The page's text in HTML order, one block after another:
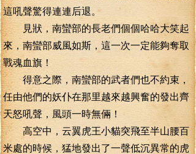
這吼聲驚得連連后退。
見狀，南蠻部的長老們個個哈哈大笑起
來，南蠻部威風如斯，這一次一定能夠奪取
戰魂血旗！
得意之際，南蠻部的武者們也不約束，
任由他們的妖仆在那里越來越興奮的發出齊
天怒吼聲，風頭一時無倆！
高空中，云翼虎王小貓突飛至半山腰百
米處的時候，猛地發出了一聲低沉異常的虎